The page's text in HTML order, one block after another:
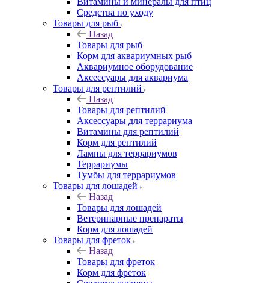
Средства по уходу
Товары для рыб
Назад
Товары для рыб
Корм для аквариумных рыб
Аквариумное оборудование
Аксессуары для аквариума
Товары для рептилий
Назад
Товары для рептилий
Аксессуары для террариума
Витамины для рептилий
Корм для рептилий
Лампы для террариумов
Террариумы
Тумбы для террариумов
Товары для лошадей
Назад
Товары для лошадей
Ветеринарные препараты
Корм для лошадей
Товары для фреток
Назад
Товары для фреток
Корм для фреток